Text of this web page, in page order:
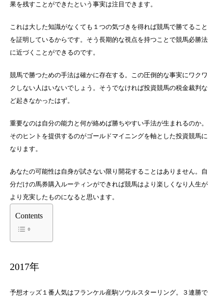
果を残すことができたという事実は注目できます。
これは大した知識がなくても１つの気づきを得れば競馬で勝てること
を証明しているからです。そう長期的な視点を持つことで競馬必勝法
に近づくことができるのです。
競馬で勝つための手法は確かに存在する。この圧倒的な事実にワクワ
クしない人はいないでしょう。そうでなければ投資競馬の税金裁判な
ど起きなかったはず。
重要なのは自分の能力と何が絡めば勝ちやすい手法が生まれるのか。
そのヒントを提供するのがゴールドマイニングを軸とした投資競馬に
なります。
あなたの可能性は自身が試さない限り開花することはありません。自
分だけの馬券購入ルーティンができれば競馬はより楽しくなり人生が
より充実したものになると思います。
Contents
2017年
予想オッズ１番人気はフランケル産駒ソウルスターリング。３連勝で